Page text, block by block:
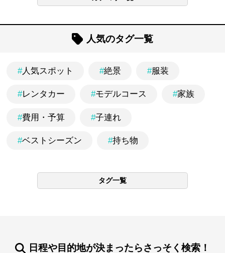
人気のタグ一覧
#人気スポット #絶景 #服装
#レンタカー #モデルコース #家族
#費用・予算 #子連れ
#ベストシーズン #持ち物
タグ一覧
日程や目的地が決まったらさっそく検索！